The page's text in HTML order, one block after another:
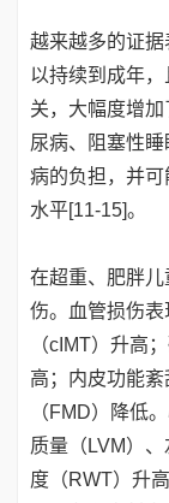
越来越多的证
以持续到成年
关，大幅度增
尿病、阻塞性
病的负担，并
水平[11-15]。
在超重、肥胖
伤。血管损伤
（cIMT）升高
高；内皮功能
（FMD）降低
质量（LVM）
度（RWT）升